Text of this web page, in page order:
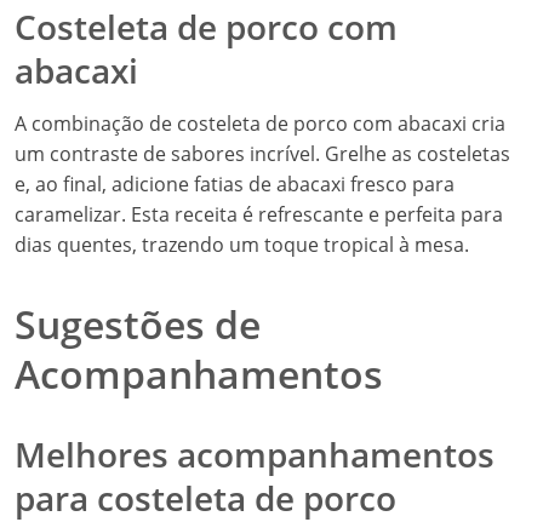
Costeleta de porco com
abacaxi
A combinação de costeleta de porco com abacaxi cria
um contraste de sabores incrível. Grelhe as costeletas
e, ao final, adicione fatias de abacaxi fresco para
caramelizar. Esta receita é refrescante e perfeita para
dias quentes, trazendo um toque tropical à mesa.
Sugestões de
Acompanhamentos
Melhores acompanhamentos
para costeleta de porco